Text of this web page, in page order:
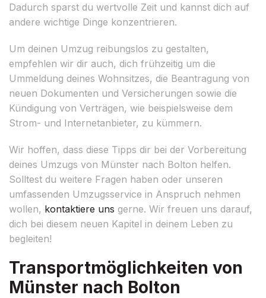
Dadurch sparst du wertvolle Zeit und kannst dich auf
andere wichtige Dinge konzentrieren.
Um deinen Umzug reibungslos zu gestalten,
empfehlen wir dir auch, dich frühzeitig um die
Ummeldung deines Wohnsitzes, die Beantragung von
neuen Dokumenten und Versicherungen sowie die
Kündigung von Verträgen, wie beispielsweise dem
Strom- und Internetanbieter, zu kümmern.
Wir hoffen, dass diese Tipps dir bei der Vorbereitung
deines Umzugs von Münster nach Bolton helfen.
Solltest du weitere Fragen haben oder unseren
umfassenden Umzugsservice in Anspruch nehmen
wollen, kontaktiere uns gerne. Wir freuen uns darauf,
dich bei diesem neuen Kapitel in deinem Leben zu
begleiten!
Transportmöglichkeiten von
Münster nach Bolton